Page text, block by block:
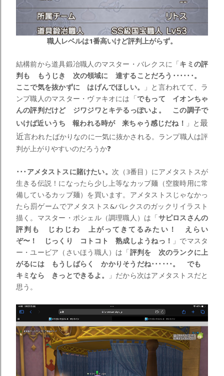
職人レベルは1番高いけど評判上がらず。
結構前から道具鍛冶職人のマスター・バレクスに「 キミの評
判も もうじき 次の領域に 達することだろう･･････。
ここで気を抜かずに はげんでほしい。
」と言われてて、ラ
ンプ職人のマスター・ヴァキオには「 でもって イオンちゃ
んの評判だけど ジワジワとキテるっぽいよ。 この調子で
いけば近いうち 報われる時が 来ちゃう感じだね！
」と最
近言われたばかりなのに一気に抜かされる。ランプ職人は評
判が上がりやすいのだろうか❓
･･･アメタストスに賭けたい。 次（3番目）にアメタストスが
生きる伝説！になったら少し上等なカップ麺（空腹時用に常
備しているカップ麺）を買います。アメタストスじゃなかっ
たら罰ゲームでアメタストス&バレクスのガックリイラスト
描く。マスター・ポシェル（調理職人）は「 サピロスさんの
評判も じわじわ 上がってきてるみたい！ えらい
ぞ〜！ じっくり コトコト 熟成しようねっ！
」でマスタ
ー・ユービア（さいほう職人）は「 評判を 次のランクに上
がるには もうしばらく かかりそうだね･･････。 でも
キミなら きっとできるよ。
」だから次はアメタストスだと
思う。